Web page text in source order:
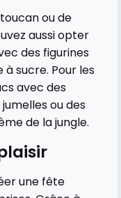
ou de
aussi opter
des figurines
à sucre. Pour les
avec des
ou des
de la jungle.
une fête